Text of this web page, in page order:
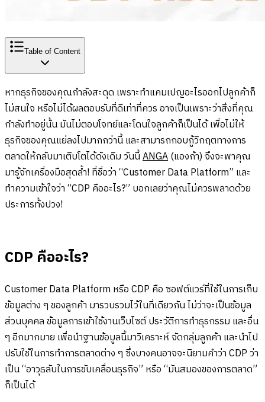
Table of Content
หากธุรกิจของคุณกำลังสะดุด เพราะทำแคมเปญอะไรออกไปลูกค้าก็
ไม่สนใจ หรือไม่ได้ผลตอบรับที่ดีเท่าที่ควร อาจเป็นเพราะว่าสิ่งที่คุณ
กำลังทำอยู่นั้น มันไม่ตอบโจทย์และโดนใจลูกค้าก็เป็นได้ เพื่อไม่ให้
ธุรกิจของคุณแย่ลงไปมากกว่านี้ และสามารถกอบกู้วิกฤตทางการ
ตลาดให้กลับมาเติบโตได้ดังเดิม วันนี้ANGA(แองก้า) จึงจะพาคุณ
มารู้จักเครื่องมือสุดล้ำ! ที่ชื่อว่า “Customer Data Platform” และ
ทำความเข้าใจว่า “CDP คืออะไร?” บอกเลยว่าคุณไม่ควรพลาดด้วย
ประการทั้งปวง!
CDP คืออะไร?
Customer Data Platform หรือ CDP คือ ซอฟต์แวร์ที่ใช้ในการเก็บ
ข้อมูลต่าง ๆ ของลูกค้า มารวบรวมไว้ในที่เดียวกัน ไม่ว่าจะเป็นข้อมูล
ส่วนบุคคล ข้อมูลการเข้าใช้งานเว็บไซต์ ประวัติการทำธุรกรรม และอื่น
ๆ อีกมากมาย เพื่อนำฐานข้อมูลนี้มาวิเคราะห์ จัดกลุ่มลูกค้า และนำไป
ปรับใช้ในการทำการตลาดต่าง ๆ ซึ่งบางคนอาจจะนิยามคำว่า CDP ว่า
เป็น “อาวุธลับในการขับเคลื่อนธุรกิจ” หรือ “มันสมองของการตลาด”
ก็เป็นได้